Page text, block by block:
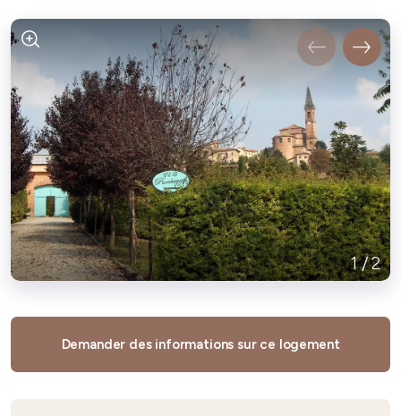
1/2
Demander des informations sur ce logement